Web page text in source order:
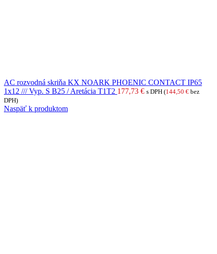
AC rozvodná skriňa KX NOARK PHOENIC CONTACT IP65
1x12 /// Vyp. S B25 / Aretácia T1T2 177,73 € s DPH (144,50 € bez
DPH)
Naspäť k produktom